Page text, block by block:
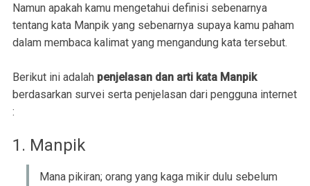
Namun apakah kamu mengetahui definisi sebenarnya
tentang kata Manpik yang sebenarnya supaya kamu paham
dalam membaca kalimat yang mengandung kata tersebut.
Berikut ini adalah penjelasan dan arti kata Manpik
berdasarkan survei serta penjelasan dari pengguna internet
:
1. Manpik
Mana pikiran; orang yang kaga mikir dulu sebelum